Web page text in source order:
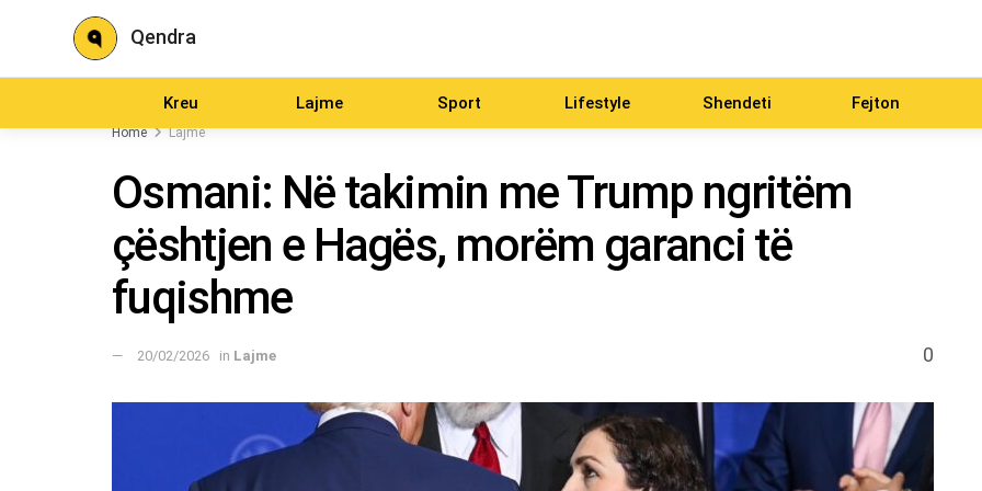
Qendra
Kreu Lajme Sport Lifestyle Shendeti Fejton
Home Lajme
Osmani: Në takimin me Trump ngritëm
çështjen e Hagës, morëm garanci të
fuqishme
20/02/2026 in Lajme 0